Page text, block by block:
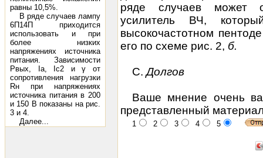
равны 10,5%.
В ряде случаев лампу
6П14П приходится
использовать и при
более низких
напряжениях источника
питания. Зависимости
Рвых, Iа, Iс2 и γ от
сопротивления нагрузки
Rн при напряжениях
источника питания в 200
и 150 В показаны на рис.
3 и 4.
Далее...
ряде случаев может
усилитель ВЧ,
высокочастотном
его по схеме рис. 2, б.
С.Долгов
Ваше мнение очень
представленный
1 2 3 4 5